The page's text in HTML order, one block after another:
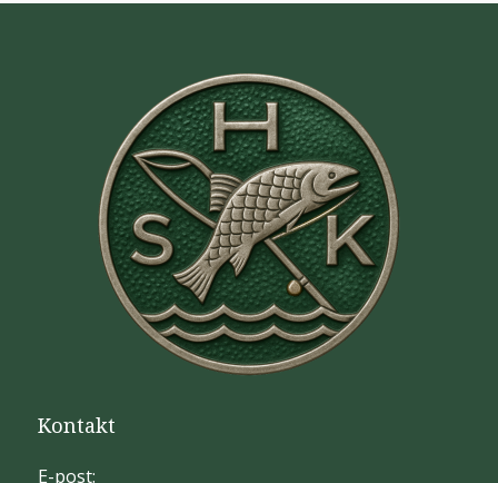
Kontakt
E-post: